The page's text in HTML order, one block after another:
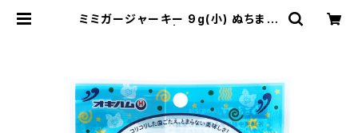
ミミガージャーキー 9g(小) ぬちまー